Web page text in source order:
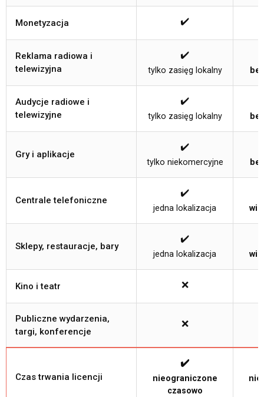
Monetyzacja ✔️
Reklama radiowa i
telewizyjna
✔️
tylko zasięg lokalny
Audycje radiowe i
telewizyjne
✔️
tylko zasięg lokalny
Gry i aplikacje
✔️
tylko niekomercyjne
Centrale telefoniczne
✔️
jedna lokalizacja
Sklepy, restauracje, bary
✔️
jedna lokalizacja
Kino i teatr ❌
Publiczne wydarzenia,
targi, konferencje
❌
Czas trwania licencji
✔️
nieograniczone
czasowo